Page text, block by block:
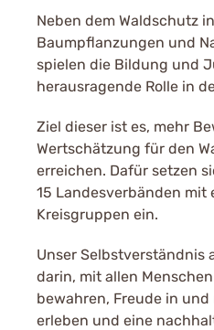
Neben dem Waldschutz
Baumpflanzungen und
spielen die Bildung und
herausragende Rolle in
Ziel dieser ist es, mehr
Wertschätzung für den
erreichen. Dafür setzen
15 Landesverbänden mit
Kreisgruppen ein.
Unser Selbstverständnis
darin, mit allen
bewahren, Freude in
erleben und eine